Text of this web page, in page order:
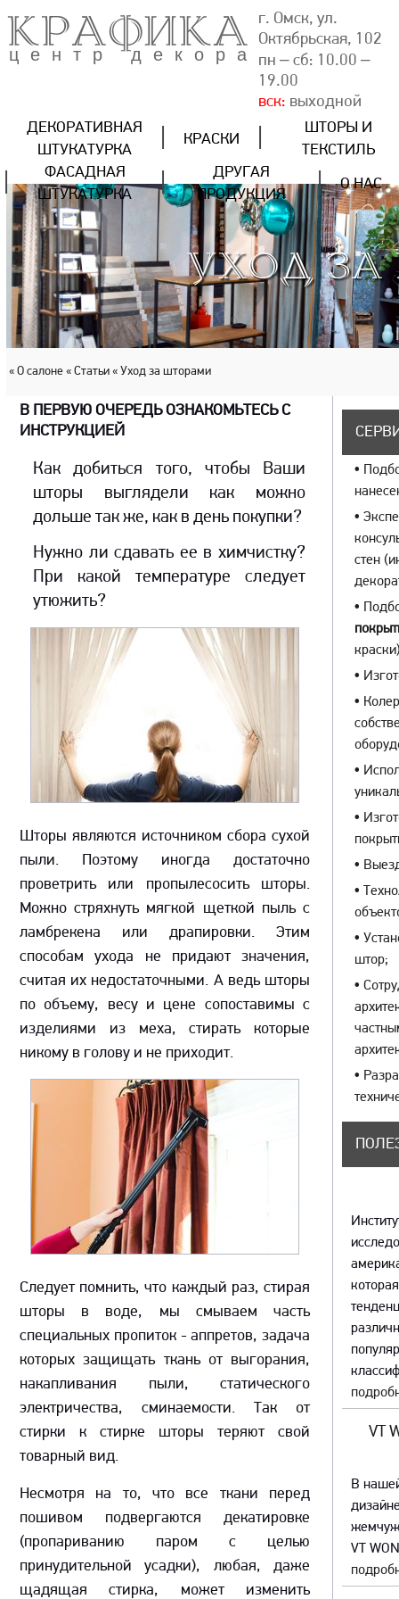
КРАФИКА
центр декора
г. Омск, ул.
Октябрьская, 102
пн – сб: 10.00 –
19.00
вск: выходной
ДЕКОРАТИВНАЯ
ШТУКАТУРКА
КРАСКИ
ШТОРЫ И
ТЕКСТИЛЬ
ФАСАДНАЯ
ШТУКАТУРКА
ДРУГАЯ
ПРОДУКЦИЯ
О НАС
УХОД
« О салоне « Статьи « Уход за шторами
В ПЕРВУЮ ОЧЕРЕДЬ ОЗНАКОМЬТЕСЬ С
ИНСТРУКЦИЕЙ
Как добиться того, чтобы Ваши
шторы выглядели как можно
дольше так же, как в день покупки?
Нужно ли сдавать ее в химчистку?
При какой температуре следует
утюжить?
Шторы являются источником сбора сухой
пыли. Поэтому иногда достаточно
проветрить или пропылесосить шторы.
Можно стряхнуть мягкой щеткой пыль с
ламбрекена или драпировки. Этим
способам ухода не придают значения,
считая их недостаточными. А ведь шторы
по объему, весу и цене сопоставимы с
изделиями из меха, стирать которые
никому в голову и не приходит.
Следует помнить, что каждый раз, стирая
шторы в воде, мы смываем часть
специальных пропиток - аппретов, задача
которых защищать ткань от выгорания,
накапливания пыли, статического
электричества, сминаемости. Так от
стирки к стирке шторы теряют свой
товарный вид.
Несмотря на то, что все ткани перед
пошивом подвергаются декатировке
(пропариванию паром с целью
принудительной усадки), любая, даже
щадящая стирка, может изменить
•
•
стен
•
•
•
•
•
•
•
•
штор;
•
•
VT
В
VT